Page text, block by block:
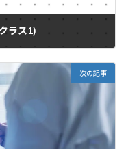
ラス1)
次の記事